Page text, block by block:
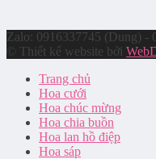
Zalo: 0916337745 (Dung) -
© Thiết kế website bởi
Trang chủ
Hoa cưới
Hoa chúc mừng
Hoa chia buồn
Hoa lan hồ điệp
Hoa sáp